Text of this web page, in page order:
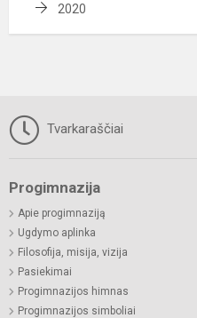
2020
Tvarkaraščiai
Progimnazija
Apie progimnaziją
Ugdymo aplinka
Filosofija, misija, vizija
Pasiekimai
Progimnazijos himnas
Progimnazijos simboliai